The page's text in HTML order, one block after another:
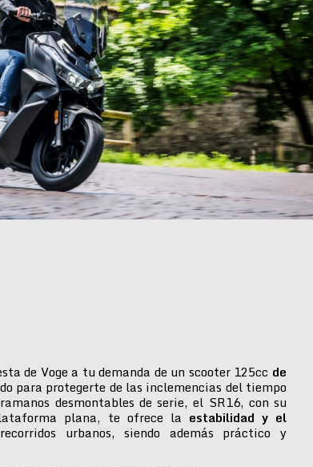
de Voge a tu demanda de un scooter 125cc de
para protegerte de las inclemencias del tiempo
desmontables de serie, el SR16, con su
plana, te ofrece la estabilidad y el
urbanos, siendo además práctico y